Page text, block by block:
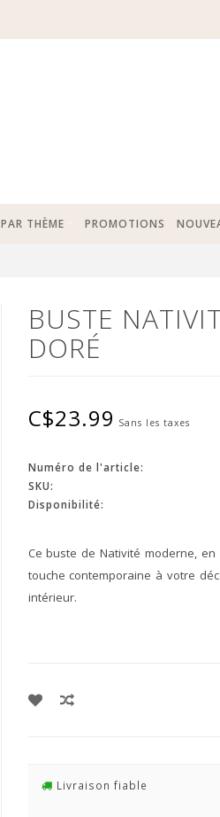
PAR THÈME PROMOTIONS
BUSTE
DORÉ
C$23.99 Sans les taxes
Numéro de l'article:
SKU:
Disponibilité:
Ce buste de Nativité moderne,
touche contemporaine à votre
intérieur.
Livraison fiable